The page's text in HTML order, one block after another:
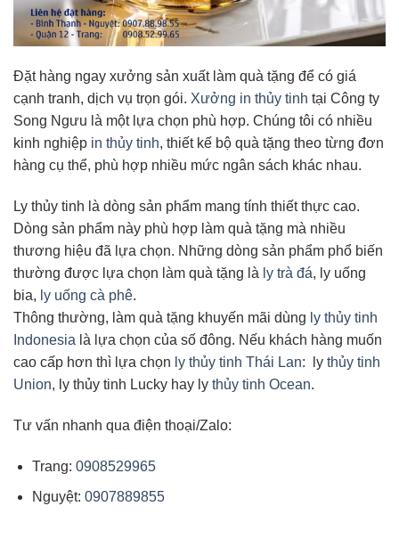
Đặt hàng ngay xưởng sản xuất làm quà tặng để có giá
cạnh tranh, dịch vụ trọn gói. Xưởng in thủy tinh tại Công ty
Song Ngưu là một lựa chọn phù hợp. Chúng tôi có nhiều
kinh nghiệp in thủy tinh, thiết kế bộ quà tặng theo từng đơn
hàng cụ thể, phù hợp nhiều mức ngân sách khác nhau.
Ly thủy tinh là dòng sản phẩm mang tính thiết thực cao.
Dòng sản phẩm này phù hợp làm quà tặng mà nhiều
thương hiệu đã lựa chọn. Những dòng sản phẩm phổ biến
thường được lựa chọn làm quà tặng là ly trà đá, ly uống
bia, ly uống cà phê.
Thông thường, làm quà tặng khuyến mãi dùng ly thủy tinh
Indonesia là lựa chọn của số đông. Nếu khách hàng muốn
cao cấp hơn thì lựa chọn ly thủy tinh Thái Lan: ly thủy tinh
Union, ly thủy tinh Lucky hay ly thủy tinh Ocean.
Tư vấn nhanh qua điện thoại/Zalo:
Trang: 0908529965
Nguyệt: 0907889855